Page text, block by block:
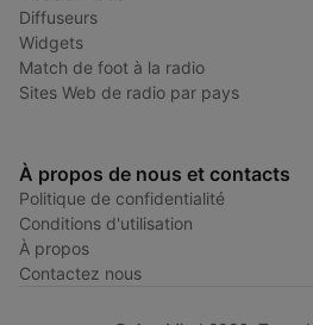
Diffuseurs
Widgets
Match de foot à la radio
Sites Web de radio par pays
À propos de nous et contacts
Politique de confidentialité
Conditions d'utilisation
À propos
Contactez nous